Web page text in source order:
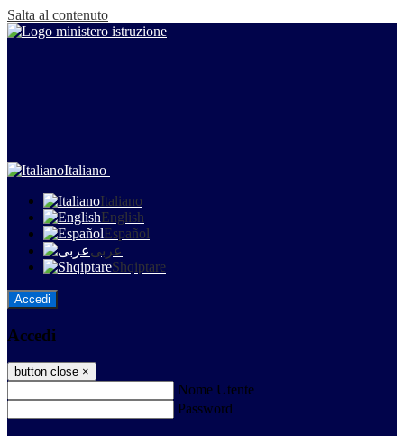
Salta al contenuto
Italiano
Italiano
English
Español
عربى
Shqiptare
Accedi
Accedi
button close ×
Nome Utente
Password